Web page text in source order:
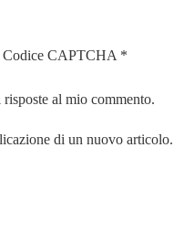
Codice CAPTCHA *
al mio commento.
di un nuovo articolo.